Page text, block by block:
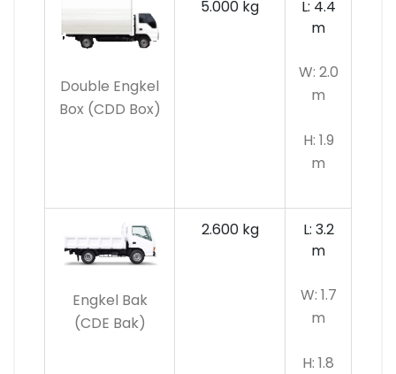
Double Engkel
Box (CDD Box)
5.000 kg
L: 4.4
m
W: 2.0
m
H: 1.9
m
Engkel Bak
(CDE Bak)
2.600 kg
L: 3.2
m
W: 1.7
m
H: 1.8